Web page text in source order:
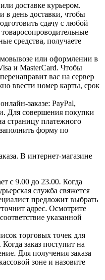
доставке курьером.
в день доставки, чтобы
сдачу с любой
средства, получаете
или оформлении в
и MasterCard. Чтобы
вас на сервер
ввести номер карты, срок
заказе: PayPal,
Для совершения покупки
страницу платежного
форму по
В интернет-магазине
с 9.00 до 23.00. Когда
служба свяжется
предложит выбрать
адрес. Осмотрите
указанной
торговых точек для
заказ поступит на
Для получения заказа
зоне и назовите